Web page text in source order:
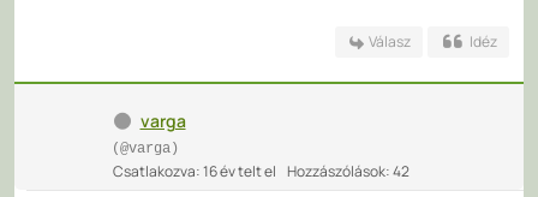
Válasz Idéz
varga
(@varga)
Csatlakozva: 16 év telt el Hozzászólások: 42